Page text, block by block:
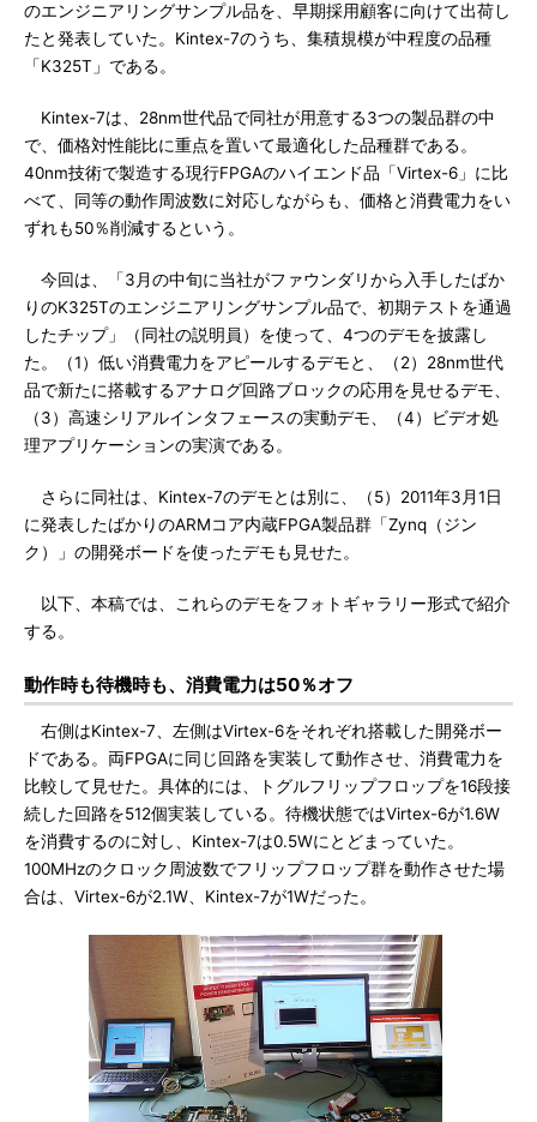
のエンジニアリングサンプル品を、早期採用顧客に向けて出荷し
たと発表していた。Kintex-7のうち、集積規模が中程度の品種
「K325T」である。
Kintex-7は、28nm世代品で同社が用意する3つの製品群の中
で、価格対性能比に重点を置いて最適化した品種群である。
40nm技術で製造する現行FPGAのハイエンド品「Virtex-6」に比
べて、同等の動作周波数に対応しながらも、価格と消費電力をい
ずれも50％削減するという。
今回は、「3月の中旬に当社がファウンダリから入手したばか
りのK325Tのエンジニアリングサンプル品で、初期テストを通過
したチップ」（同社の説明員）を使って、4つのデモを披露し
た。（1）低い消費電力をアピールするデモと、（2）28nm世代
品で新たに搭載するアナログ回路ブロックの応用を見せるデモ、
（3）高速シリアルインタフェースの実動デモ、（4）ビデオ処
理アプリケーションの実演である。
さらに同社は、Kintex-7のデモとは別に、（5）2011年3月1日
に発表したばかりのARMコア内蔵FPGA製品群「Zynq（ジン
ク）」の開発ボードを使ったデモも見せた。
以下、本稿では、これらのデモをフォトギャラリー形式で紹介
する。
動作時も待機時も、消費電力は50％オフ
右側はKintex-7、左側はVirtex-6をそれぞれ搭載した開発ボー
ドである。両FPGAに同じ回路を実装して動作させ、消費電力を
比較して見せた。具体的には、トグルフリップフロップを16段接
続した回路を512個実装している。待機状態ではVirtex-6が1.6W
を消費するのに対し、Kintex-7は0.5Wにとどまっていた。
100MHzのクロック周波数でフリップフロップ群を動作させた場
合は、Virtex-6が2.1W、Kintex-7が1Wだった。